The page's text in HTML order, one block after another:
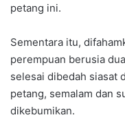
petang ini.
Sementara itu,
perempuan berusia
selesai dibedah siasat
petang, semalam dan
dikebumikan.